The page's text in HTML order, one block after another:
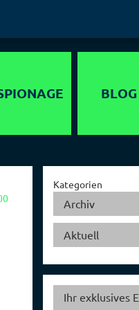
BLOG
Kategorien
Archiv
Aktuell
Ihr exklusives